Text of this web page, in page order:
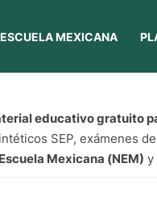
MEXICANA
educativo gratuito
SEP, exámenes
Mexicana (NEM) y